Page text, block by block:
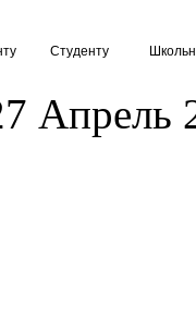
Студенту
Апрель